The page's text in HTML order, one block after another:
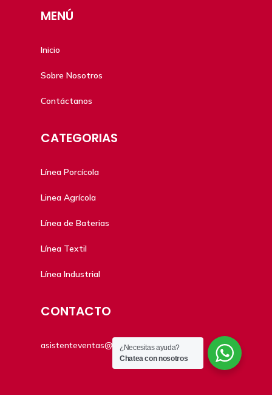
MENÚ
Inicio
Sobre Nosotros
Contáctanos
CATEGORIAS
Línea Porcícola
Linea Agrícola
Línea de Baterias
Línea Textil
Línea Industrial
CONTACTO
asistenteventas@diko.com.co
¿Necesitas ayuda?
Chatea con nosotros